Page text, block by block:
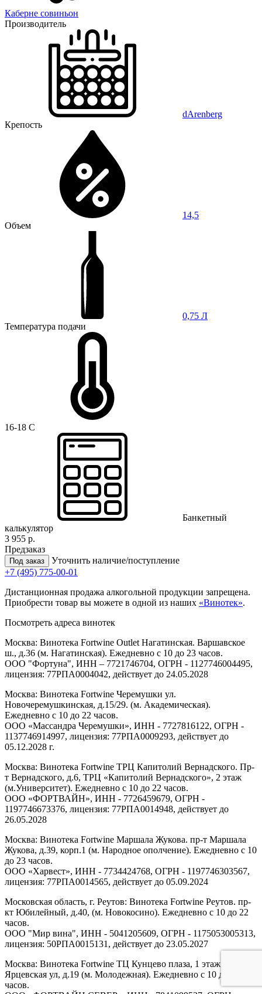
Каберне совиньон
Производитель
dArenberg
Крепость
14,5
Объем
0,75 Л
Температура подачи
16-18 C
Банкетный
калькулятор
3 955 р.
Предзаказ
Под заказ
Уточнить наличие/поступление
+7 (495) 775-00-01
Дистанционная продажа алкогольной продукции запрещена.
Приобрести товар вы можете в одной из наших «Винотек».
Посмотреть адреса винотек
Москва: Винотека Fortwine Outlet Нагатинская. Варшавское
ш., д.36 (м. Нагатинская). Ежедневно с 10 до 23 часов.
ООО "Фортуна", ИНН – 7721746704, ОГРН - 1127746004495,
лицензия: 77РПА0004042, действует до 24.05.2028
Москва: Винотека Fortwine Черемушки ул.
Новочеремушкинская, д.15/29. (м. Академическая).
Ежедневно с 10 до 22 часов.
ООО «Массандра Черемушки», ИНН - 7727816122, ОГРН -
1137746914997, лицензия: 77РПА0009293, действует до
05.12.2028 г.
Москва: Винотека Fortwine ТРЦ Капитолий Вернадского. Пр-
т Вернадского, д.6, ТРЦ «Капитолий Вернадского», 2 этаж
(м.Университет). Ежедневно с 10 до 22 часов.
ООО «ФОРТВАЙН», ИНН - 7726459679, ОГРН -
1197746673376, лицензия: 77РПА0014948, действует до
26.05.2028
Москва: Винотека Fortwine Маршала Жукова. пр-т Маршала
Жукова, д.39, корп.1 (м. Народное ополчение). Ежедневно с 10
до 23 часов.
ООО «Харвест», ИНН - 7734424768, ОГРН - 1197746303567,
лицензия: 77РПА0014565, действует до 05.09.2024
Московская область, г. Реутов: Винотека Fortwine Реутов. пр-
кт Юбилейный, д.40, (м. Новокосино). Ежедневно с 10 до 22
часов.
ООО "Мир вина", ИНН - 5041205609, ОГРН - 1175053005313,
лицензия: 50РПА0015131, действует до 23.05.2027
Москва: Винотека Fortwine ТЦ Кунцево плаза, 1 этаж.
Ярцевская ул, д.19 (м. Молодежная). Ежедневно с 10 до 22
часов.